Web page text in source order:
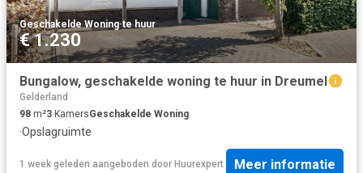
Geschakelde Woning·te huur
€ 1.230
Bungalow, geschakelde woning te huur in Dreumel
Gelderland
98 m²3 KamersGeschakelde Woning
·Opslagruimte
1 week geleden aangeboden door Huurexpert Meer informatie